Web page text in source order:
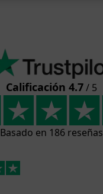
Calificación 4.7/ 5
Basado en 186 reseñas